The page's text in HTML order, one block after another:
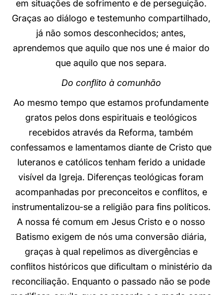
em situações de sofrimento e de perseguição.
Graças ao diálogo e testemunho compartilhado,
já não somos desconhecidos; antes,
aprendemos que aquilo que nos une é maior do
que aquilo que nos separa.
Do conflito à comunhão
Ao mesmo tempo que estamos profundamente
gratos pelos dons espirituais e teológicos
recebidos através da Reforma, também
confessamos e lamentamos diante de Cristo que
luteranos e católicos tenham ferido a unidade
visível da Igreja. Diferenças teológicas foram
acompanhadas por preconceitos e conflitos, e
instrumentalizou-se a religião para fins políticos.
A nossa fé comum em Jesus Cristo e o nosso
Batismo exigem de nós uma conversão diária,
graças à qual repelimos as divergências e
conflitos históricos que dificultam o ministério da
reconciliação. Enquanto o passado não se pode